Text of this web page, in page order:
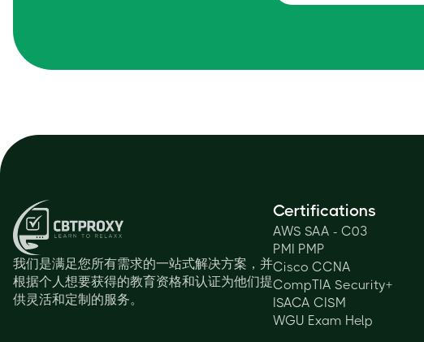
我们是满足您所有需求的一站式解决方案，并
根据个人想要获得的教育资格和认证为他们提
供灵活和定制的服务。
Certifications
AWS SAA - C03
PMI PMP
Cisco CCNA
CompTIA Security+
ISACA CISM
WGU Exam Help